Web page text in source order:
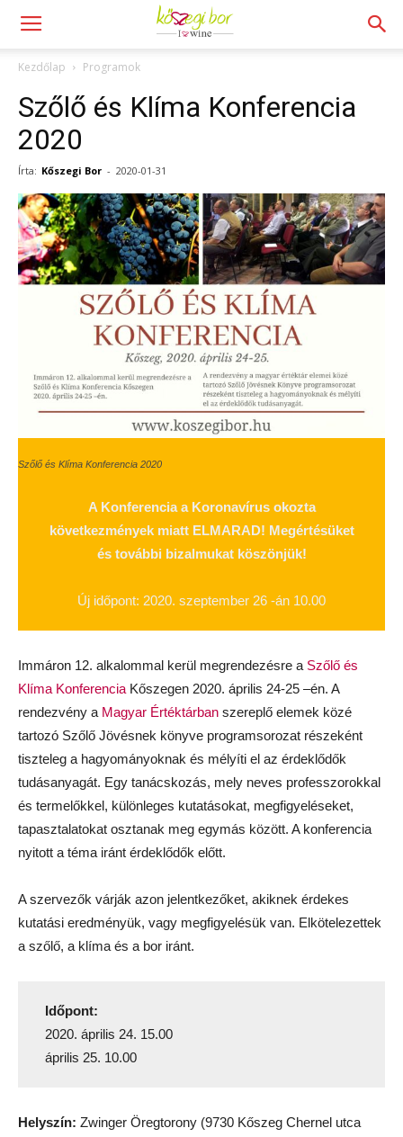
Kezdőlap Programok
Szőlő és Klíma Konferencia
2020
Írta: Kőszegi Bor - 2020-01-31
Szőlő és Klíma Konferencia 2020
A Konferencia a Koronavírus okozta
következmények miatt ELMARAD! Megértésüket
és további bizalmukat köszönjük!
Új időpont: 2020. szeptember 26 -án 10.00
Immáron 12. alkalommal kerül megrendezésre a Szőlő és
Klíma KonferenciaKőszegen 2020. április 24-25 –én. A
rendezvény a Magyar Értéktárban szereplő elemek közé
tartozó Szőlő Jövésnek könyve programsorozat részeként
tiszteleg a hagyományoknak és mélyíti el az érdeklődők
tudásanyagát. Egy tanácskozás, mely neves professzorokkal
és termelőkkel, különleges kutatásokat, megfigyeléseket,
tapasztalatokat osztanak meg egymás között. A konferencia
nyitott a téma iránt érdeklődők előtt.
A szervezők várják azon jelentkezőket, akiknek érdekes
kutatási eredményük, vagy megfigyelésük van. Elkötelezettek
a szőlő, a klíma és a bor iránt.
Időpont:
2020. április 24. 15.00
április 25. 10.00
Helyszín: Zwinger Öregtorony (9730 Kőszeg Chernel utca